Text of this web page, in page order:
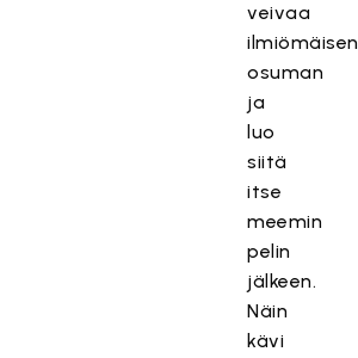
veivaa
ilmiömäisen
osuman
ja
luo
siitä
itse
meemin
pelin
jälkeen.
Näin
kävi